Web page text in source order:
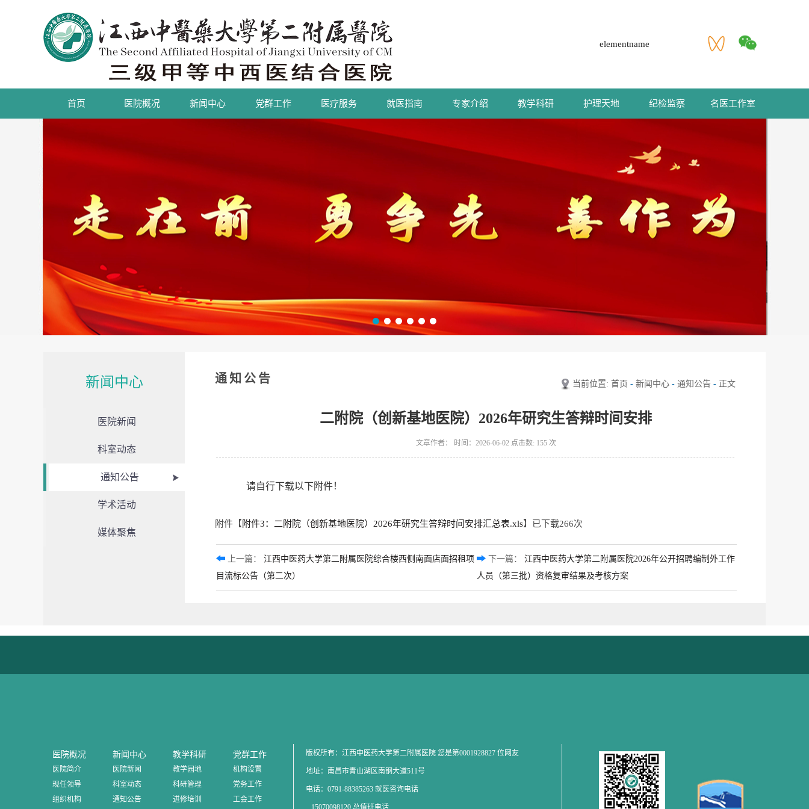
elementname
首页 医院概况 新闻中心 党群工作 医疗服务 就医指南 专家介绍 教学科研 护理天地 纪检监察 名医工作室
新闻中心
医院新闻
科室动态
通知公告
学术活动
媒体聚焦
当前位置: 首页 - 新闻中心 - 通知公告 - 正文
通知公告
二附院（创新基地医院）2026年研究生答辩时间安排
文章作者： 时间：2026-06-02 点击数: 155次
请自行下载以下附件！
附件【 附件3：二附院（创新基地医院）2026年研究生答辩时间安排汇总表.xls】已下载266次
上一篇： 江西中医药大学第二附属医院综合楼西侧南面店面招租项
目流标公告（第二次）
下一篇： 江西中医药大学第二附属医院2026年公开招聘编制外工作
人员（第三批）资格复审结果及考核方案
医院概况
医院简介
现任领导
组织机构
新闻中心
医院新闻
科室动态
通知公告
教学科研
教学园地
科研管理
进修培训
党群工作
机构设置
党务工作
工会工作
版权所有：江西中医药大学第二附属医院 您是第0001928827 位网友
地址：南昌市青山湖区南钢大道511号
电话：0791-88385263 就医咨询电话
15070098120 总值班电话